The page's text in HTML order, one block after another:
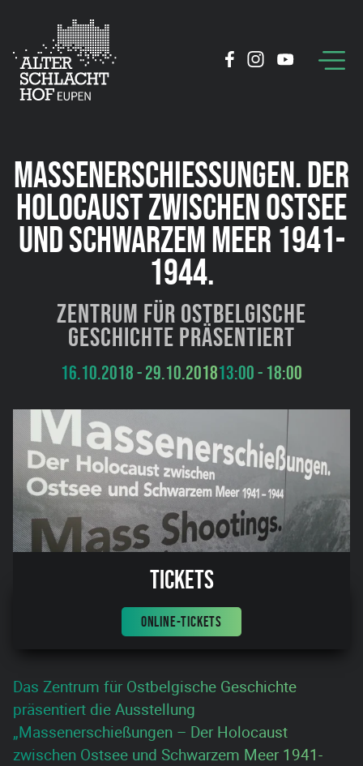
MASSENERSCHIESSUNGEN. DER H
OLOCAUST ZWISCHEN OSTSEE U
ND SCHWARZEM MEER 1941-1
944.
Zentrum für Ostbelgische
Geschichte präsentiert
16.10.2018 - 29.10.201813:00 - 18:00
Tickets
ONLINE-TICKETS
Das Zentrum für Ostbelgische Geschichte
präsentiert die Ausstellung
„Massenerschießungen – Der Holocaust
zwischen Ostsee und Schwarzem Meer 1941-